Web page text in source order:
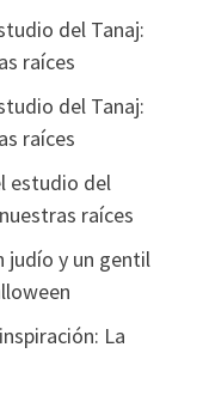
del Tanaj:
raíces
del Tanaj:
raíces
estudio del
raíces
judío y un gentil
La